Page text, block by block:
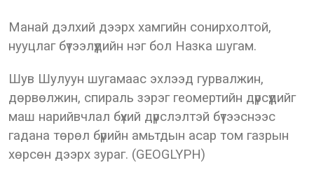
Манай дэлхий дээрх хамгийн сонирхолтой,
нууцлаг бүтээлүүдийн нэг бол Назка шугам.
Шув Шулуун шугамаас эхлээд гурвалжин,
дөрвөлжин, спираль зэрэг геомертийн дүрсүүдийг
маш нарийвчлал бүхий дүрслэлтэй бүтээснээс
гадана төрөл бүрийн амьтдын асар том газрын
хөрсөн дээрх зураг. (GEOGLYPH)